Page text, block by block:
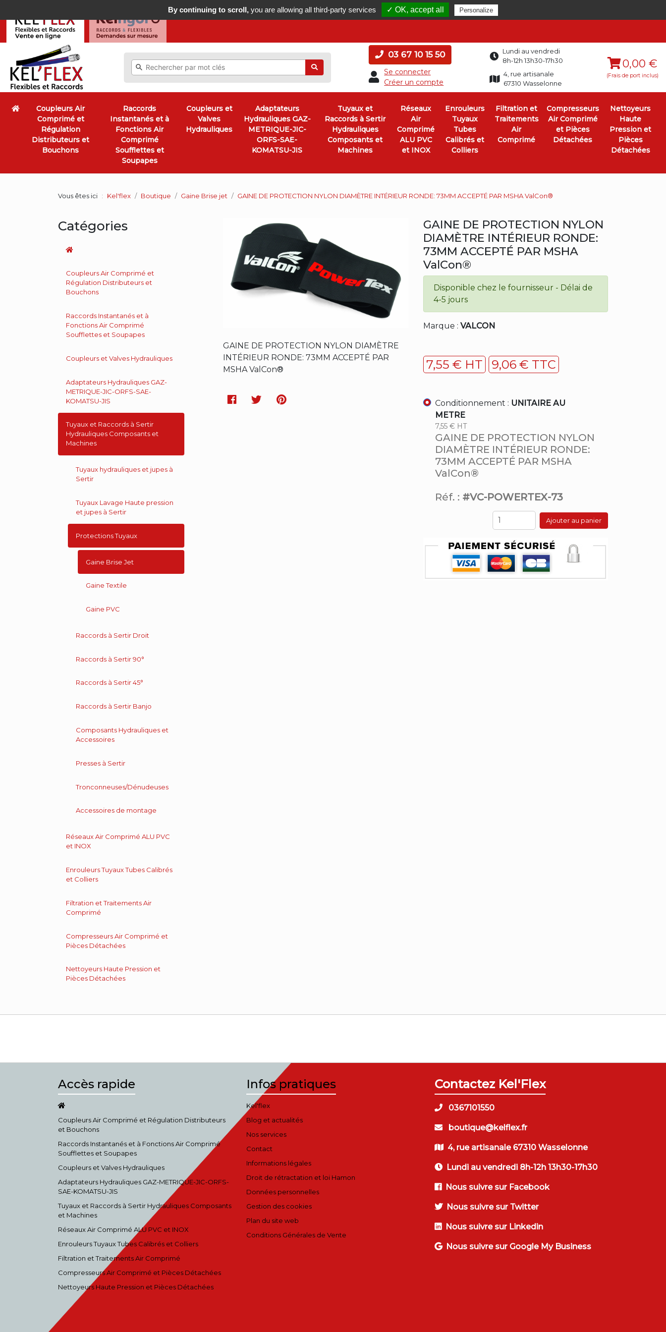
Ok
03 67 10 15 50
Se connecter
Créer un compte
Lundi au vendredi
8h-12h 13h30-17h30
4, rue artisanale
67310 Wasselonne
0,00 €
(Frais de port inclus)
Coupleurs Air
Comprimé et
Régulation
Distributeurs et
Bouchons
Raccords
Instantanés et à
Fonctions Air
Comprimé
Soufflettes et
Soupapes
Coupleurs et
Valves
Hydrauliques
Adaptateurs
Hydrauliques GAZ-
METRIQUE-JIC-
ORFS-SAE-
KOMATSU-JIS
Tuyaux et
Raccords à Sertir
Hydrauliques
Composants et
Machines
Réseaux
Air
Comprimé
ALU PVC
et INOX
Enrouleurs
Tuyaux
Tubes
Calibrés et
Colliers
Filtration et
Traitements
Air
Comprimé
Compresseurs
Air Comprimé
et Pièces
Détachées
Nettoyeurs
Haute
Pression et
Pièces
Détachées
Vous êtes ici Kel'flex Boutique Gaine Brise jet GAINE DE PROTECTION NYLON DIAMÈTRE INTÉRIEUR RONDE: 73MM ACCEPTÉ PAR MSHA ValCon®
GAINE DE PROTECTION NYLON DIAMÈTRE
INTÉRIEUR RONDE: 73MM ACCEPTÉ PAR
MSHA ValCon®
Facebook
TwitterPinterest
GAINE DE PROTECTION NYLON
DIAMÈTRE INTÉRIEUR RONDE:
73MM ACCEPTÉ PAR MSHA
ValCon®
Disponible chez le fournisseur - Délai de
4-5 jours
Marque : VALCON
7,55 € HT 9,06 € TTC
Conditionnement : UNITAIRE AU
METRE
7,55 € HT
GAINE DE PROTECTION NYLON
DIAMÈTRE INTÉRIEUR RONDE:
73MM ACCEPTÉ PAR MSHA
ValCon®
Réf. : #VC-POWERTEX-73
Ajouter au panier
Catégories
Coupleurs Air Comprimé et
Régulation Distributeurs et
Bouchons
Raccords Instantanés et à
Fonctions Air Comprimé
Soufflettes et Soupapes
Coupleurs et Valves Hydrauliques
Adaptateurs Hydrauliques GAZ-
METRIQUE-JIC-ORFS-SAE-
KOMATSU-JIS
Tuyaux et Raccords à Sertir
Hydrauliques Composants et
Machines
Tuyaux hydrauliques et jupes à
Sertir
Tuyaux Lavage Haute pression
et jupes à Sertir
Protections Tuyaux
Gaine Brise Jet
Gaine Textile
Gaine PVC
Raccords à Sertir Droit
Raccords à Sertir 90°
Raccords à Sertir 45°
Raccords à Sertir Banjo
Composants Hydrauliques et
Accessoires
Presses à Sertir
Tronconneuses/Dénudeuses
Accessoires de montage
Réseaux Air Comprimé ALU PVC
et INOX
Enrouleurs Tuyaux Tubes Calibrés
et Colliers
Filtration et Traitements Air
Comprimé
Compresseurs Air Comprimé et
Pièces Détachées
Nettoyeurs Haute Pression et
Pièces Détachées
Accès rapide
Coupleurs Air Comprimé et Régulation Distributeurs
et Bouchons
Raccords Instantanés et à Fonctions Air Comprimé
Soufflettes et Soupapes
Coupleurs et Valves Hydrauliques
Adaptateurs Hydrauliques GAZ-METRIQUE-JIC-ORFS-
SAE-KOMATSU-JIS
Tuyaux et Raccords à Sertir Hydrauliques Composants
et Machines
Réseaux Air Comprimé ALU PVC et INOX
Enrouleurs Tuyaux Tubes Calibrés et Colliers
Filtration et Traitements Air Comprimé
Compresseurs Air Comprimé et Pièces Détachées
Nettoyeurs Haute Pression et Pièces Détachées
Infos pratiques
Kel'flex
Blog et actualités
Nos services
Contact
Informations légales
Droit de rétractation et loi Hamon
Données personnelles
Gestion des cookies
Plan du site web
Conditions Générales de Vente
Contactez Kel'Flex
0367101550
boutique@kelflex.fr
4, rue artisanale 67310 Wasselonne
Lundi au vendredi 8h-12h 13h30-17h30
Nous suivre sur Facebook
Nous suivre sur Twitter
Nous suivre sur Linkedin
Nous suivre sur Google My Business
By continuing to scroll,you are allowing all third-party services ✓ OK, accept all Personalize